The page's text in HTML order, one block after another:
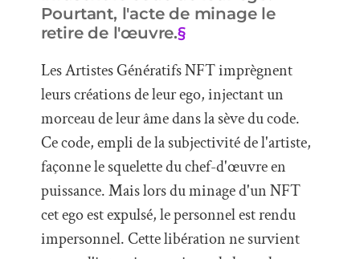
Pourtant, l'acte de minage le
retire de l'œuvre.§
Les Artistes Génératifs NFT imprègnent
leurs créations de leur ego, injectant un
morceau de leur âme dans la sève du code.
Ce code, empli de la subjectivité de l'artiste,
façonne le squelette du chef-d'œuvre en
puissance. Mais lors du minage d'un NFT
cet ego est expulsé, le personnel est rendu
impersonnel. Cette libération ne survient